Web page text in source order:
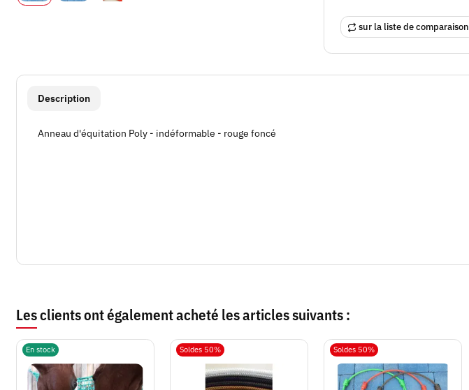
sur la liste de comparaison
#productDetails.showMoreTabs#
Description
Anneau d'équitation Poly - indéformable - rouge foncé
Les clients ont également acheté les articles suivants :
En stock Soldes 50% Soldes 50%